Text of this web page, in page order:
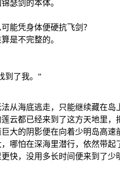
瑟剑的本体。
能凭身体便硬抗飞剑？
是不完整的。
到了我。”
从海底逃走，只能继续藏在岛
云都已经来到了这方天地里，
大的阴影便在向着少明岛高速
哪怕在深海里潜行，依然带起
快，没用多长时间便来到了少